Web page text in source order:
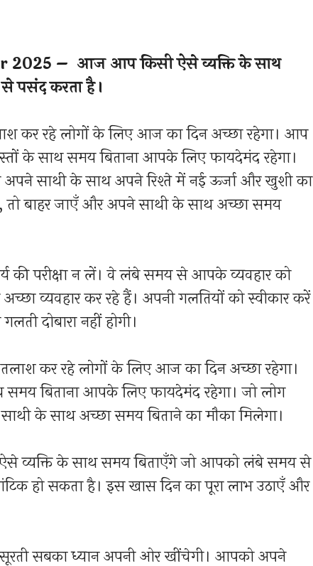
2025 – आज आप किसी ऐसे व्यक्ति के साथ
पसंद करता है।
कर रहे लोगों के लिए आज का दिन अच्छा रहेगा। आप
के साथ समय बिताना आपके लिए फायदेमंद रहेगा।
अपने साथी के साथ अपने रिश्ते में नई ऊर्जा और खुशी का
बाहर जाएँ और अपने साथी के साथ अच्छा समय
की परीक्षा न लें। वे लंबे समय से आपके व्यवहार को
व्यवहार कर रहे हैं। अपनी गलतियों को स्वीकार करें
दोबारा नहीं होगी।
कर रहे लोगों के लिए आज का दिन अच्छा रहेगा।
बिताना आपके लिए फायदेमंद रहेगा। जो लोग
के साथ अच्छा समय बिताने का मौका मिलेगा।
व्यक्ति के साथ समय बिताएँगे जो आपको लंबे समय से
हो सकता है। इस खास दिन का पूरा लाभ उठाएँ और
सबका ध्यान अपनी ओर खींचेगी। आपको अपने